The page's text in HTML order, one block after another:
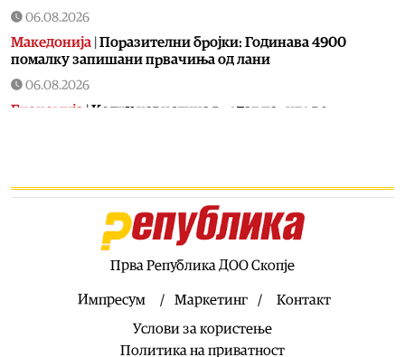
06.08.2026
Македонија Поразителни бројки: Годинава 4900
помалку запишани првачиња од лани
06.08.2026
Економија |Колку навистина вредат парите во
Хроника|Од вчера се трага по 11-годишно дете од
На Бујар Османи сега му пречи што на
06.08.2026
35 години независност на Македонија: На 15
август „Меморија“, „Мизар“ и „Синтезис“ со заеднички
Прва Република ДОО Скопје
Импресум Маркетинг
Контакт
Услови за користење
Политика на приватност